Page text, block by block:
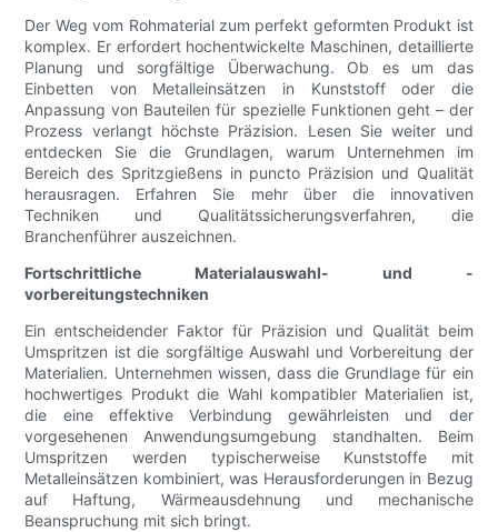
Der Weg vom Rohmaterial zum perfekt geformten Produkt ist
komplex. Er erfordert hochentwickelte Maschinen, detaillierte
Planung und sorgfältige Überwachung. Ob es um das
Einbetten von Metalleinsätzen in Kunststoff oder die
Anpassung von Bauteilen für spezielle Funktionen geht – der
Prozess verlangt höchste Präzision. Lesen Sie weiter und
entdecken Sie die Grundlagen, warum Unternehmen im
Bereich des Spritzgießens in puncto Präzision und Qualität
herausragen. Erfahren Sie mehr über die innovativen
Techniken und Qualitätssicherungsverfahren, die
Branchenführer auszeichnen.
Fortschrittliche Materialauswahl- und -
vorbereitungstechniken
Ein entscheidender Faktor für Präzision und Qualität beim
Umspritzen ist die sorgfältige Auswahl und Vorbereitung der
Materialien. Unternehmen wissen, dass die Grundlage für ein
hochwertiges Produkt die Wahl kompatibler Materialien ist,
die eine effektive Verbindung gewährleisten und der
vorgesehenen Anwendungsumgebung standhalten. Beim
Umspritzen werden typischerweise Kunststoffe mit
Metalleinsätzen kombiniert, was Herausforderungen in Bezug
auf Haftung, Wärmeausdehnung und mechanische
Beanspruchung mit sich bringt.